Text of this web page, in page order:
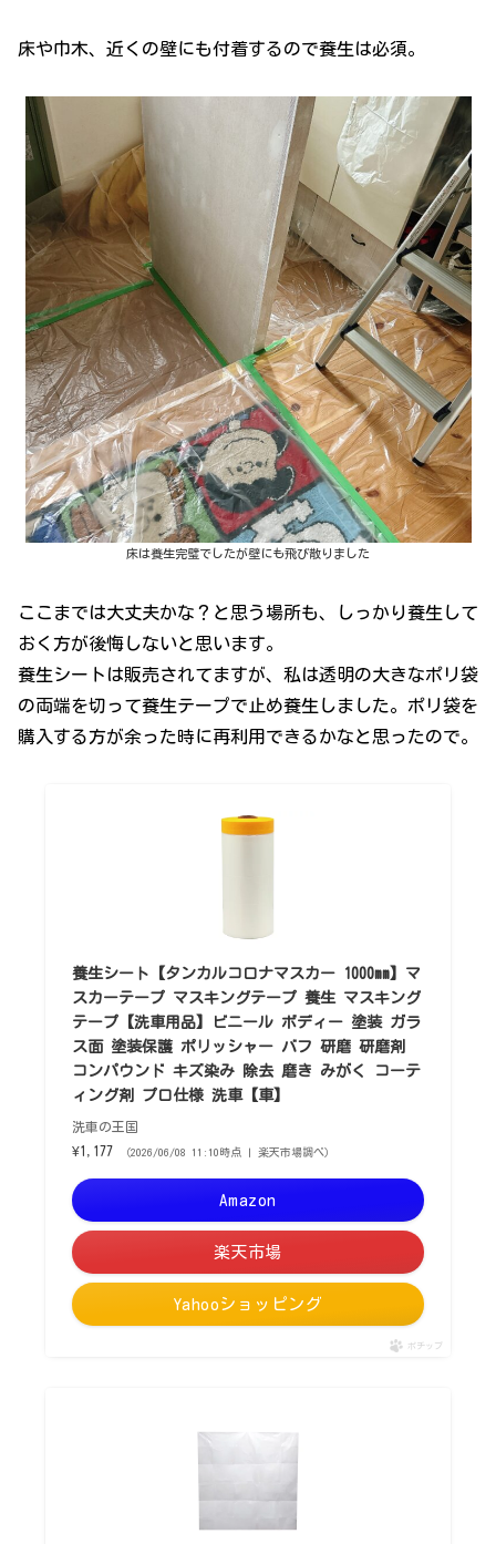
床や巾木、近くの壁にも付着するので養生は必須。
床は養生完璧でしたが壁にも飛び散りました
ここまでは大丈夫かな？と思う場所も、しっかり養生して
おく方が後悔しないと思います。
養生シートは販売されてますが、私は透明の大きなポリ袋
の両端を切って養生テープで止め養生しました。ポリ袋を
購入する方が余った時に再利用できるかなと思ったので。
養生シート【タンカルコロナマスカー 1000mm】マ
スカーテープ マスキングテープ 養生 マスキング
テープ【洗車用品】ビニール ボディー 塗装 ガラ
ス面 塗装保護 ポリッシャー バフ 研磨 研磨剤
コンパウンド キズ染み 除去 磨き みがく コーテ
ィング剤 プロ仕様 洗車【車】
洗車の王国
¥1,177
（2026/06/08 11:10時点 | 楽天市場調べ）
Amazon
楽天市場
Yahooショッピング
ポチップ